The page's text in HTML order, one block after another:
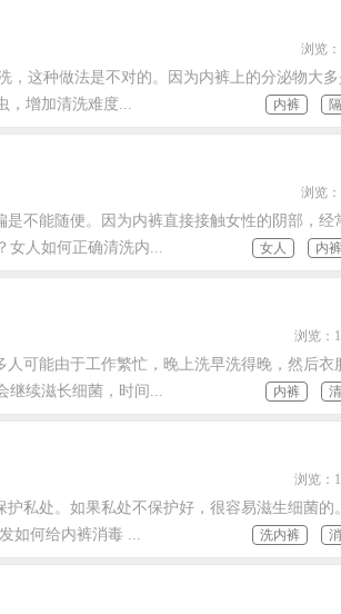
浏览
这种做法是不对的。因为内裤上的分泌物大
，增加清洗难度...
内裤
浏览
不能随便。因为内裤直接接触女性的阴部，经
女人如何正确清洗内...
女人 内裤
浏览：
可能由于工作繁忙，晚上洗早洗得晚，然后
继续滋长细菌，时间...
内裤
浏览：
私处。如果私处不保护好，很容易滋生细菌的
如何给内裤消毒 ...
洗内裤